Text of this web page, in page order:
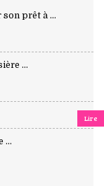
prêt à ...
...
Lire
...